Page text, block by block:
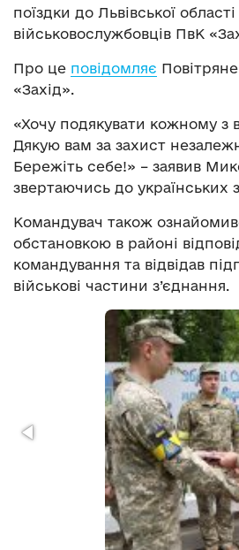
поїздки до Львівської
військовослужбовців ПвК
Про це повідомляє
«Захід».
«Хочу подякувати кожному з
Дякую вам за захист
Бережіть себе!» – заявив
звертаючись до українських
Командувач також
обстановкою в районі
командування та відвідав
військові частини з’єднання.